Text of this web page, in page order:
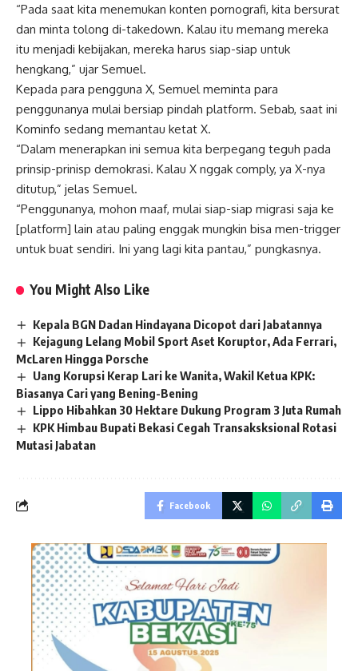
“Pada saat kita menemukan konten pornografi, kita bersurat
dan minta tolong di-takedown. Kalau itu memang mereka
itu menjadi kebijakan, mereka harus siap-siap untuk
hengkang,” ujar Semuel.
Kepada para pengguna X, Semuel meminta para
penggunanya mulai bersiap pindah platform. Sebab, saat ini
Kominfo sedang memantau ketat X.
“Dalam menerapkan ini semua kita berpegang teguh pada
prinsip-prinisp demokrasi. Kalau X nggak comply, ya X-nya
ditutup,” jelas Semuel.
“Penggunanya, mohon maaf, mulai siap-siap migrasi saja ke
[platform] lain atau paling enggak mungkin bisa men-trigger
untuk buat sendiri. Ini yang lagi kita pantau,” pungkasnya.
You Might Also Like
Kepala BGN Dadan Hindayana Dicopot dari Jabatannya
Kejagung Lelang Mobil Sport Aset Koruptor, Ada Ferrari,
McLaren Hingga Porsche
Uang Korupsi Kerap Lari ke Wanita, Wakil Ketua KPK:
Biasanya Cari yang Bening-Bening
Lippo Hibahkan 30 Hektare Dukung Program 3 Juta Rumah
KPK Himbau Bupati Bekasi Cegah Transaksksional Rotasi
Mutasi Jabatan
Facebook